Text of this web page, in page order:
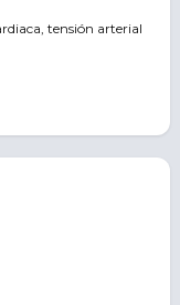
tensión arterial